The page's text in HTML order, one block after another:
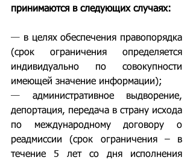
принимаются в следующих случаях:
— в целях обеспечения правопорядка
(срок ограничения определяется
индивидуально по совокупности
имеющей значение информации);
— административное выдворение,
депортация, передача в страну исхода
по международному договору о
реадмиссии (срок ограничения – в
течение 5 лет со дня исполнения